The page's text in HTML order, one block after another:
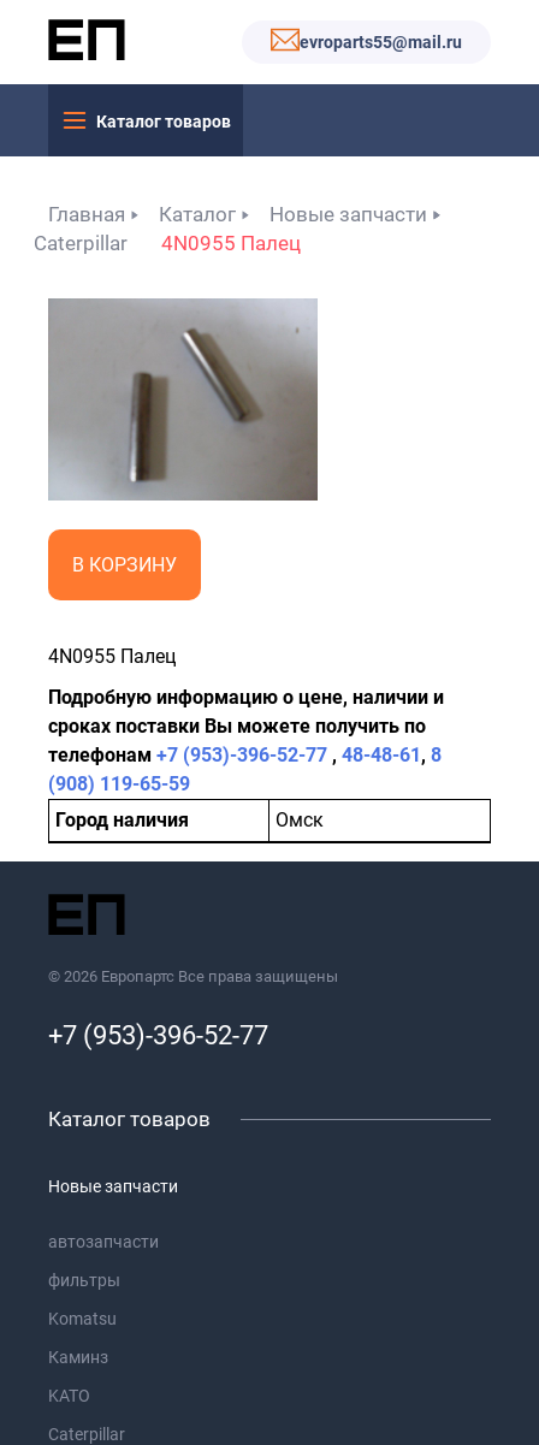
evroparts55@mail.ru
Каталог товаров
Главная Каталог
Новые запчасти
Caterpillar
4N0955 Палец
В КОРЗИНУ
4N0955 Палец
Подробную информацию о цене, наличии и
сроках поставки Вы можете получить по
телефонам +7 (953)-396-52-77 , 48-48-61, 8
(908) 119-65-59
Город наличия
Омск
© 2026 Европартс Все права защищены
+7 (953)-396-52-77
Каталог товаров
Новые запчасти
автозапчасти
фильтры
Komatsu
Каминз
KATO
Caterpillar